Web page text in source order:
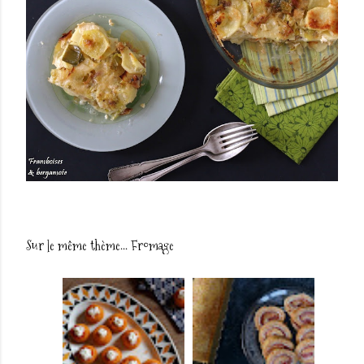
Sur le même thème...Fromage